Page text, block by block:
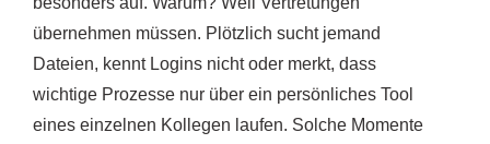
übernehmen müssen. Plötzlich sucht jemand
Dateien, kennt Logins nicht oder merkt, dass
wichtige Prozesse nur über ein persönliches Tool
eines einzelnen Kollegen laufen. Solche Momente